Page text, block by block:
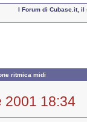
I Forum di Cubase.it, il
ritmica midi
2001